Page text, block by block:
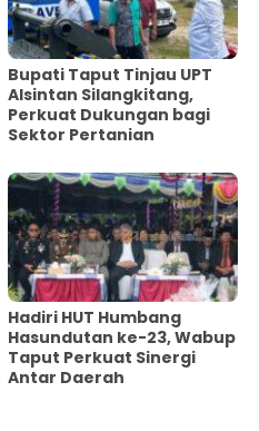
Bupati Taput Tinjau UPT
Alsintan Silangkitang,
Perkuat Dukungan bagi
Sektor Pertanian
Hadiri HUT Humbang
Hasundutan ke-23, Wabup
Taput Perkuat Sinergi
Antar Daerah